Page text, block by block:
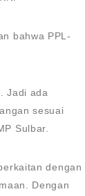
bahwa PPL-
Jadi ada
sesuai
Sulbar.
dengan
Dengan